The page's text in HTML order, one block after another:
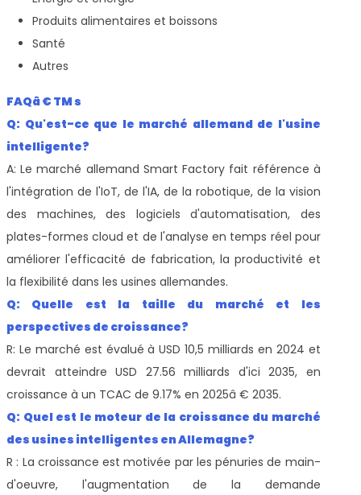
Produits alimentaires et boissons
Santé
Autres
FAQâ € TM s
Q: Qu'est-ce que le marché allemand de l'usine
intelligente?
A: Le marché allemand Smart Factory fait référence à
l'intégration de l'IoT, de l'IA, de la robotique, de la vision
des machines, des logiciels d'automatisation, des
plates-formes cloud et de l'analyse en temps réel pour
améliorer l'efficacité de fabrication, la productivité et
la flexibilité dans les usines allemandes.
Q: Quelle est la taille du marché et les
perspectives de croissance?
R: Le marché est évalué à USD 10,5 milliards en 2024 et
devrait atteindre USD 27.56 milliards d'ici 2035, en
croissance à un TCAC de 9.17% en 2025â € 2035.
Q: Quel est le moteur de la croissance du marché
des usines intelligentes en Allemagne?
R : La croissance est motivée par les pénuries de main-
d'oeuvre, l'augmentation de la demande